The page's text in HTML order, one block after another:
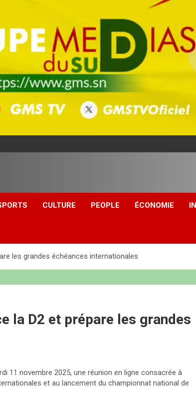
CULTURE PEOPLE ÉCONOMIE
les grandes échéances internationales
la D2 et prépare les grandes
11 novembre 2025, une réunion en ligne consacrée à
et au lancement du championnat national de